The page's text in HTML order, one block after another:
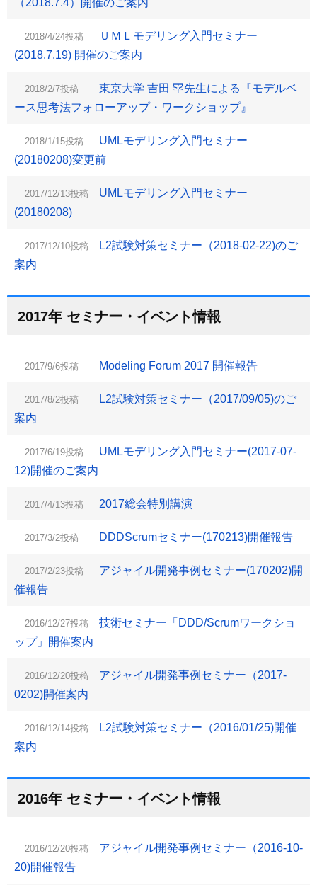
（2018.7.4）開催のご案内
2018/4/24投稿
ＵＭＬモデリング入門セミナー
(2018.7.19) 開催のご案内
2018/2/7投稿
東京大学 吉田 塁先生による『モデルベ
ース思考法フォローアップ・ワークショップ』
2018/1/15投稿
UMLモデリング入門セミナー
(20180208)変更前
2017/12/13投稿
UMLモデリング入門セミナー
(20180208)
2017/12/10投稿
L2試験対策セミナー（2018-02-22)のご
案内
2017年 セミナー・イベント情報
2017/9/6投稿 Modeling Forum 2017 開催報告
2017/8/2投稿
L2試験対策セミナー（2017/09/05)のご
案内
2017/6/19投稿
UMLモデリング入門セミナー(2017-07-
12)開催のご案内
2017/4/13投稿 2017総会特別講演
2017/3/2投稿 DDDScrumセミナー(170213)開催報告
2017/2/23投稿
アジャイル開発事例セミナー(170202)開
催報告
2016/12/27投稿
技術セミナー「DDD/Scrumワークショ
ップ」開催案内
2016/12/20投稿
アジャイル開発事例セミナー（2017-
0202)開催案内
2016/12/14投稿
L2試験対策セミナー（2016/01/25)開催
案内
2016年 セミナー・イベント情報
2016/12/20投稿
アジャイル開発事例セミナー（2016-10-
20)開催報告